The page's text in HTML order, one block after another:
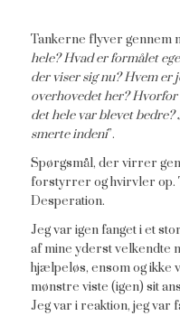
Tankerne flyver gennem
hele? Hvad er formålet
der viser sig nu? Hvem er
overhovedet her?
det hele var blevet
smerte indeni”.
Spørgsmål, der virrer
forstyrrer og hvirvler op.
Desperation.
Jeg var igen fanget i et
af mine yderst velkendte
hjælpeløs, ensom og ikke
mønstre viste (igen) sit
Jeg var i reaktion, jeg var